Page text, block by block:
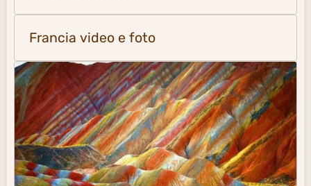
Francia video e foto